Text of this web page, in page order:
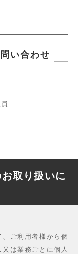
い合わせ
取り扱いに
ご利用者様から個
は業務ごとに個人